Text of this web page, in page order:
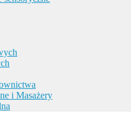
i Masażery